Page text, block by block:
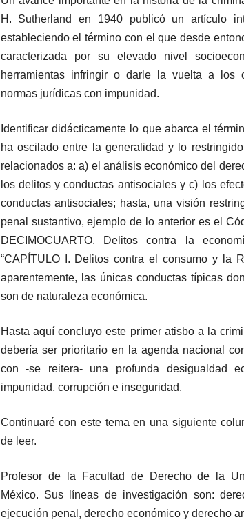
H. Sutherland en 1940 publicó un artículo
estableciendo el término con el que desde
caracterizada por su elevado nivel
herramientas infringir o darle la vuelta a los
normas jurídicas con impunidad.
Identificar didácticamente lo que abarca el
ha oscilado entre la generalidad y lo
relacionados a: a) el análisis económico del
los delitos y conductas antisociales y c) los
conductas antisociales; hasta, una visión
penal sustantivo, ejemplo de lo anterior es el
DECIMOCUARTO. Delitos contra la
“CAPÍTULO I. Delitos contra el consumo y la
aparentemente, las únicas conductas típicas
son de naturaleza económica.
Hasta aquí concluyo este primer atisbo a la
debería ser prioritario en la agenda nacional
con -se reitera- una profunda desigualdad
impunidad, corrupción e inseguridad.
Continuaré con este tema en una siguiente
de leer.
Profesor de la Facultad de Derecho de la
México. Sus líneas de investigación son:
ejecución penal, derecho económico y derecho